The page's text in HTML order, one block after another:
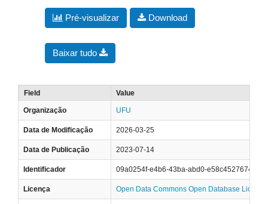
Pré-visualizar Download
Baixar tudo
Field Value
Organização UFU
Data de Modificação 2026-03-25
Data de Publicação 2023-07-14
Identificador 09a0254f-e4b6-43ba-abd0-e58c45276747
Licença Open Data Commons Open Database